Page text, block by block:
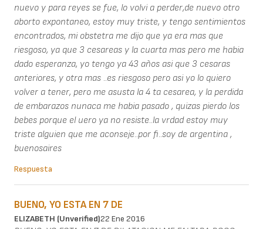
nuevo y para reyes se fue, lo volvi a perder,de nuevo otro
aborto expontaneo, estoy muy triste, y tengo sentimientos
encontrados, mi obstetra me dijo que ya era mas que
riesgoso, ya que 3 cesareas y la cuarta mas pero me habia
dado esperanza, yo tengo ya 43 años asi que 3 cesaras
anteriores, y otra mas ..es riesgoso pero asi yo lo quiero
volver a tener, pero me asusta la 4 ta cesarea, y la perdida
de embarazos nunaca me habia pasado , quizas pierdo los
bebes porque el uero ya no resiste..la vrdad estoy muy
triste alguien que me aconseje..por fi..soy de argentina ,
buenosaires
Respuesta
BUENO, YO ESTA EN 7 DE
ELIZABETH (unverified)22 Ene 2016